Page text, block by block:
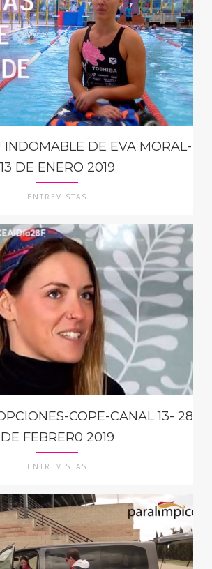
INDOMABLE DE EVA MORAL-
13 DE ENERO 2019
ENTREVISTAS
COPE-CANAL 13- 28
DE FEBRER0 2019
ENTREVISTAS